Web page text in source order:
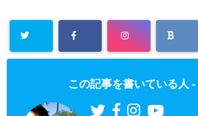
この記事を書いている人 -